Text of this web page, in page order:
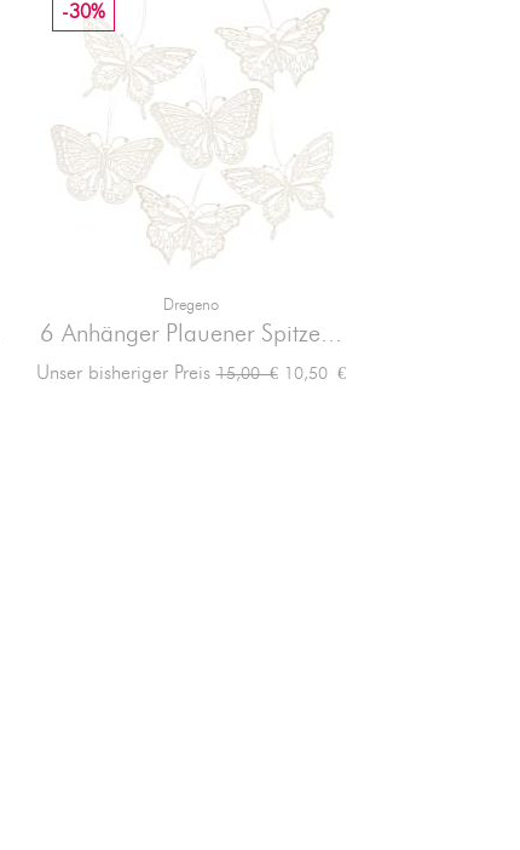
Dregeno
6 Anhänger Plauener Spitze...
Unser bisheriger PreisVerkaufspreis
15,00 €
-30%
Preis
10,50 €
 Vorschau